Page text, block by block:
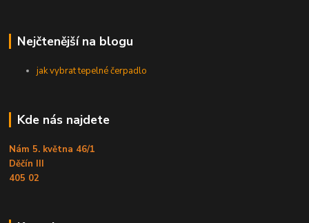
Nejčtenější na blogu
jak vybrat tepelné čerpadlo
Kde nás najdete
Nám 5. května 46/1
Děčín III
405 02